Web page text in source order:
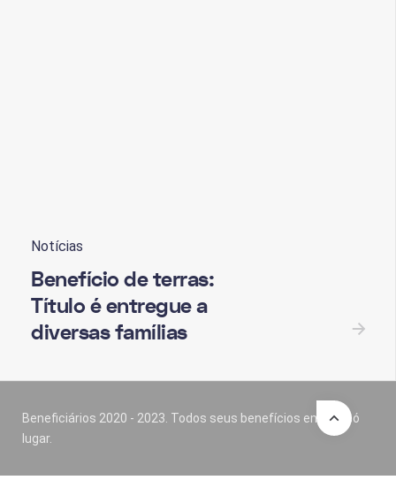
Notícias
Benefício de terras:
Título é entregue a
diversas famílias
Beneficiários 2020 - 2023. Todos seus benefícios em um só
lugar.